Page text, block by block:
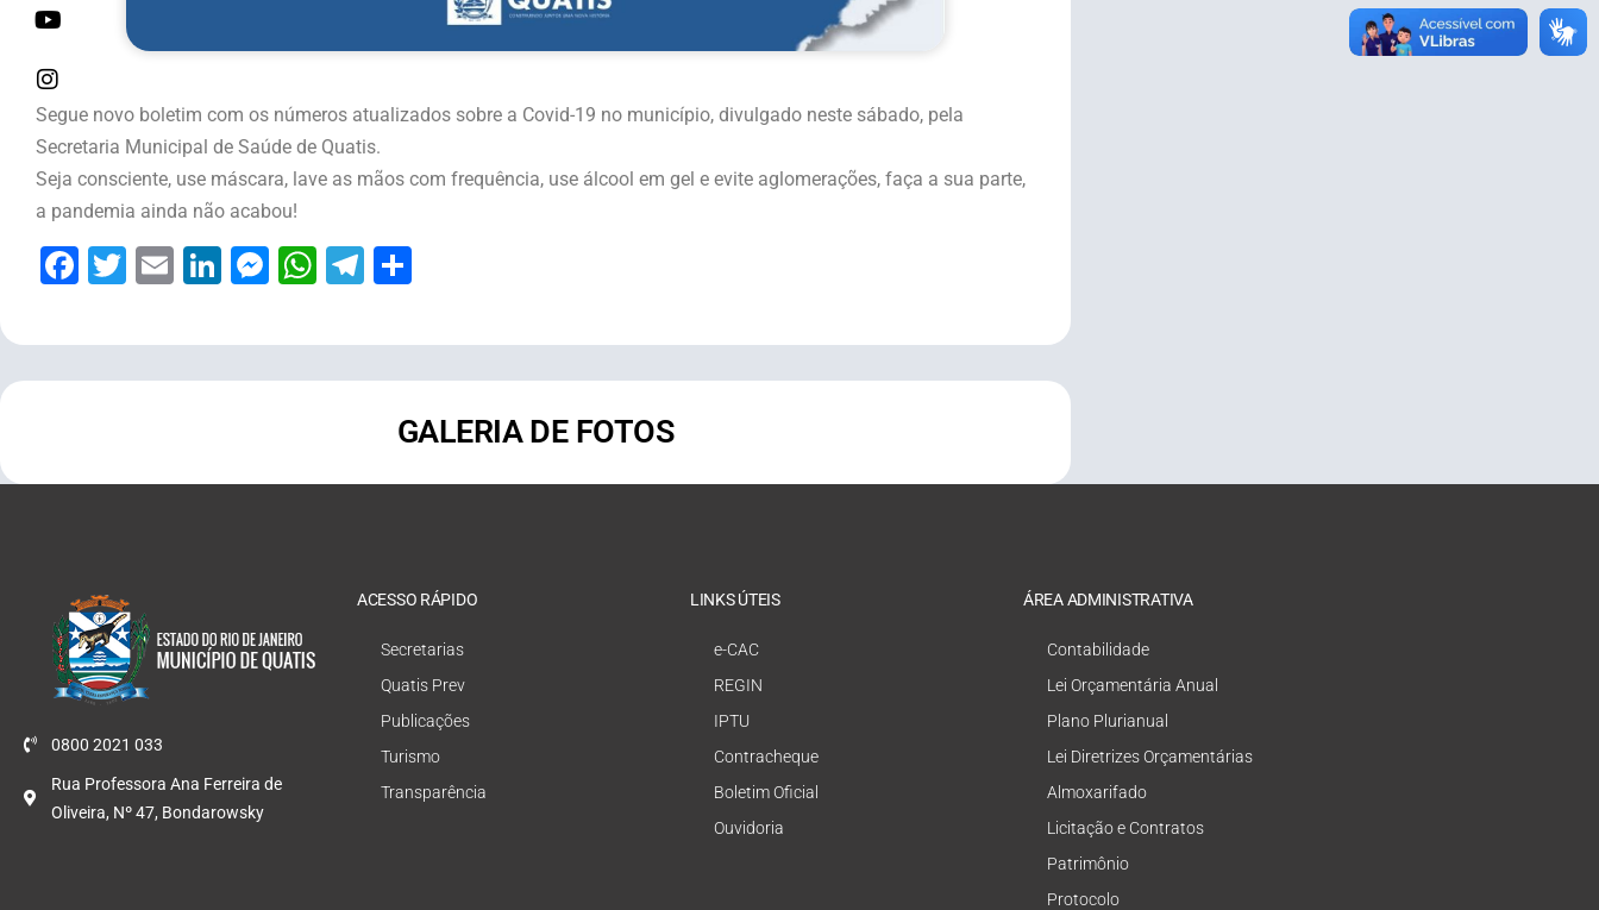
Segue novo boletim com os números atualizados sobre a Covid-19 no município, divulgado neste sábado, pela
Secretaria Municipal de Saúde de Quatis.
Seja consciente, use máscara, lave as mãos com frequência, use álcool em gel e evite aglomerações, faça a sua parte,
a pandemia ainda não acabou!
Facebook
Twitter
EmailLinkedIn
Messenger
WhatsApp
Telegram
GALERIA DE FOTOS
0800 2021 033
Rua Professora Ana Ferreira de
Oliveira, Nº 47, Bondarowsky
ACESSO RÁPIDO
Secretarias
Quatis Prev
Publicações
Turismo
Transparência
LINKS ÚTEIS
e-CAC
REGIN
IPTU
Contracheque
Boletim Oficial
Ouvidoria
ÁREA ADMINISTRATIVA
Contabilidade
Lei Orçamentária Anual
Plano Plurianual
Lei Diretrizes Orçamentárias
Almoxarifado
Licitação e Contratos
Patrimônio
Protocolo